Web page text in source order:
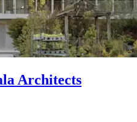
Architects